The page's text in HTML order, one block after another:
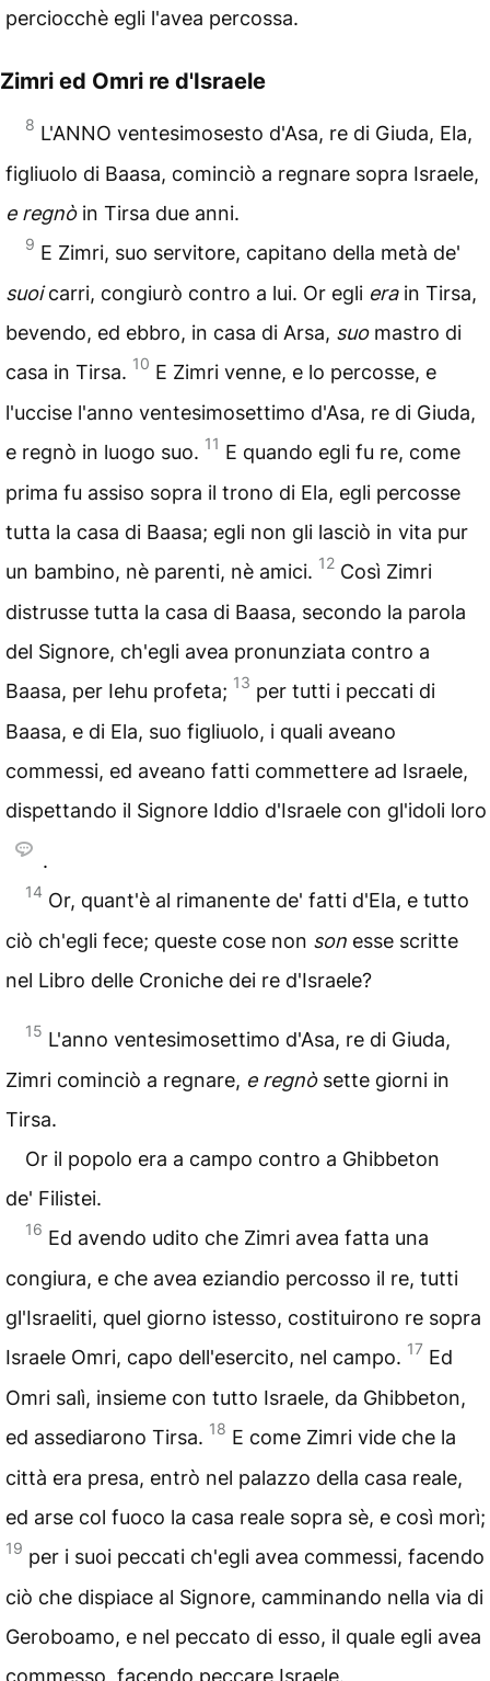
perciocchè egli l'avea percossa.
Zimri ed Omri re d'Israele
8 L'ANNO ventesimosesto d'Asa, re di Giuda, Ela,
figliuolo di Baasa, cominciò a regnare sopra Israele,
e regnòin Tirsa due anni.
9 E Zimri, suo servitore, capitano della metà de'
suoicarri, congiurò contro a lui. Or egli erain Tirsa,
bevendo, ed ebbro, in casa di Arsa, suomastro di
casa in Tirsa. 10 E Zimri venne, e lo percosse, e
l'uccise l'anno ventesimosettimo d'Asa, re di Giuda,
e regnò in luogo suo. 11 E quando egli fu re, come
prima fu assiso sopra il trono di Ela, egli percosse
tutta la casa di Baasa; egli non gli lasciò in vita pur
un bambino, nè parenti, nè amici. 12 Così Zimri
distrusse tutta la casa di Baasa, secondo la parola
del Signore, ch'egli avea pronunziata contro a
Baasa, per Iehu profeta; 13 per tutti i peccati di
Baasa, e di Ela, suo figliuolo, i quali aveano
commessi, ed aveano fatti commettere ad Israele,
dispettando il Signore Iddio d'Israele con gl'idoli loro
.
14 Or, quant'è al rimanente de' fatti d'Ela, e tutto
ciò ch'egli fece; queste cose non son esse scritte
nel Libro delle Croniche dei re d'Israele?
15 L'anno ventesimosettimo d'Asa, re di Giuda,
Zimri cominciò a regnare, e regnòsette giorni in
Tirsa.
Or il popolo era a campo contro a Ghibbeton
de' Filistei.
16 Ed avendo udito che Zimri avea fatta una
congiura, e che avea eziandio percosso il re, tutti
gl'Israeliti, quel giorno istesso, costituirono re sopra
Israele Omri, capo dell'esercito, nel campo. 17 Ed
Omri salì, insieme con tutto Israele, da Ghibbeton,
ed assediarono Tirsa. 18 E come Zimri vide che la
città era presa, entrò nel palazzo della casa reale,
ed arse col fuoco la casa reale sopra sè, e così morì;
19 per i suoi peccati ch'egli avea commessi, facendo
ciò che dispiace al Signore, camminando nella via di
Geroboamo, e nel peccato di esso, il quale egli avea
commesso, facendo peccare Israele.